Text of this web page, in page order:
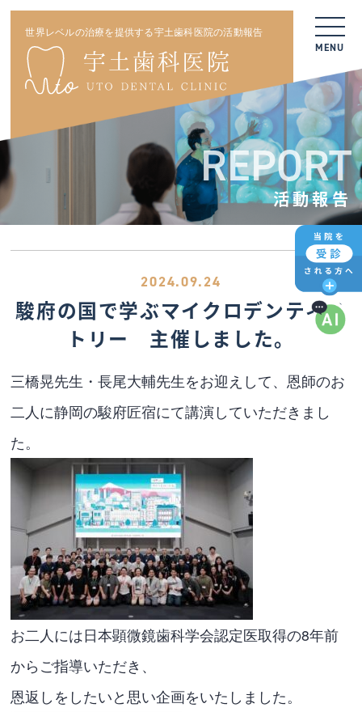
世界レベルの治療を提供する宇土歯科医院の活動報告
MENU
REPORT
活動報告
2024.09.24
駿府の国で学ぶマイクロデンティス
トリー 主催しました。
三橋晃先生・長尾大輔先生をお迎えして、恩師のお
二人に静岡の駿府匠宿にて講演していただきまし
た。
お二人には日本顕微鏡歯科学会認定医取得の8年前
からご指導いただき、
恩返しをしたいと思い企画をいたしました。